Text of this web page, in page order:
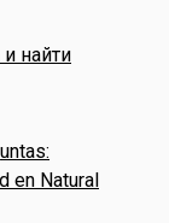
найти
en Natural